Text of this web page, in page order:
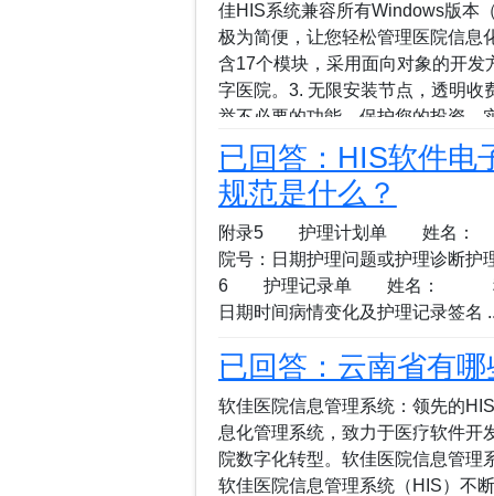
佳HIS系统兼容所有Windows版本
极为简便，让您轻松管理医院信息
含17个模块，采用面向对象的开
字医院。3. 无限安装节点，透明收
举不必要的功能，保护您的投资，
持完全开放的数据库，可与其他系
农合接口集成内置医保和新农合接
保和新农合业务。6. 医技/辅助科
LIS、超声、内窥镜等系统，实现
天候技术支持提供7×24小时服务
应，确保系统稳定运行。8. 支持
务管理和电子票据处理。软佳医疗
已回答：HIS软件电
规范是什么？
附录5 护理计划单 姓
院号：日期护理问题或护理诊断护
6 护理记录单 姓名：
日期时间病情变化及护理记录签名
已回答：云南省有
软佳医院信息管理系统：领先的
息化管理系统，致力于医疗软件开
院数字化转型。软佳医院信息管理
软佳医院信息管理系统（HIS）不